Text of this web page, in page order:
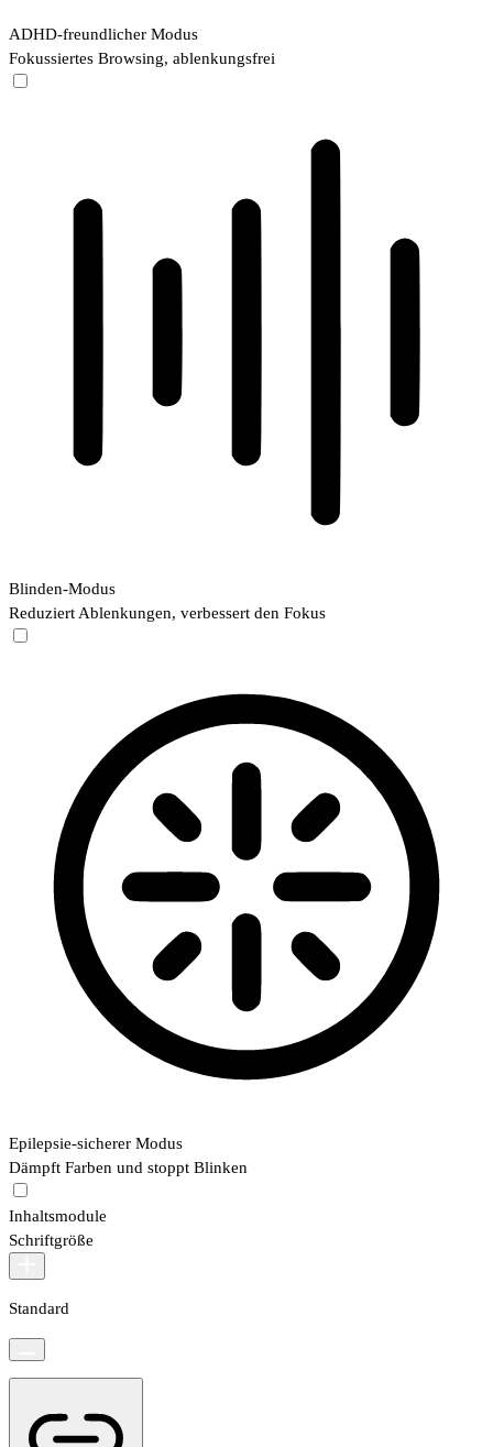
ADHD-freundlicher Modus
Fokussiertes Browsing, ablenkungsfrei
Blinden-Modus
Reduziert Ablenkungen, verbessert den Fokus
Epilepsie-sicherer Modus
Dämpft Farben und stoppt Blinken
Inhaltsmodule
Schriftgröße
Standard